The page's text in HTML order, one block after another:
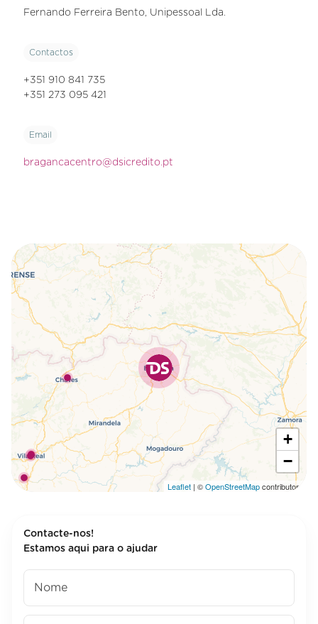
Fernando Ferreira Bento, Unipessoal Lda.
Contactos
+351 910 841 735
+351 273 095 421
Email
bragancacentro@dsicredito.pt
+
−
Leaflet | ©OpenStreetMapcontributors
Contacte-nos!
Estamos aqui para o ajudar